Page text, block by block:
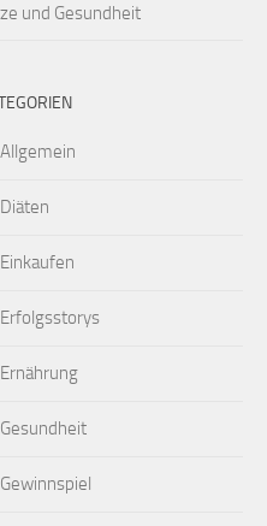
und Gesundheit
Allgemein
Diäten
Einkaufen
Erfolgsstorys
Ernährung
Gesundheit
Gewinnspiel